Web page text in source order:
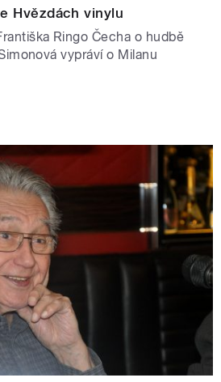
Hvězdách vinylu
Ringo Čecha o hudbě
vypráví o Milanu